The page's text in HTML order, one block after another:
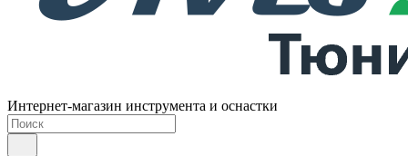
Интернет-магазин инструмента и оснастки